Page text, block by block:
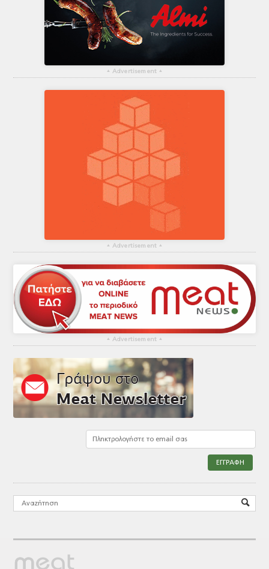
▴ Advertisement ▴
▴ Advertisement ▴
▴ Advertisement ▴